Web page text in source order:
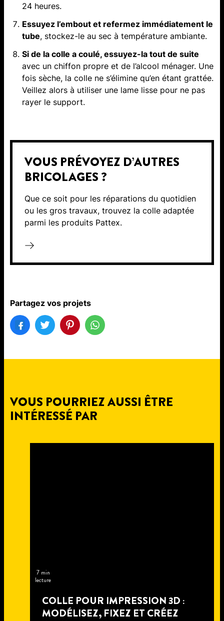
24 heures.
Essuyez l’embout et refermez immédiatement le
tube, stockez-le au sec à température ambiante.
Si de la colle a coulé, essuyez-la tout de suite
avec un chiffon propre et de l’alcool ménager. Une
fois sèche, la colle ne s’élimine qu’en étant grattée.
Veillez alors à utiliser une lame lisse pour ne pas
rayer le support.
VOUS PRÉVOYEZ D’AUTRES
BRICOLAGES ?
Que ce soit pour les réparations du quotidien
ou les gros travaux, trouvez la colle adaptée
parmi les produits Pattex.
Partagez vos projets
VOUS POURRIEZ AUSSI ÊTRE
INTÉRESSÉ PAR
7 min
lecture
COLLE POUR IMPRESSION 3D :
MODÉLISEZ, FIXEZ ET CRÉEZ